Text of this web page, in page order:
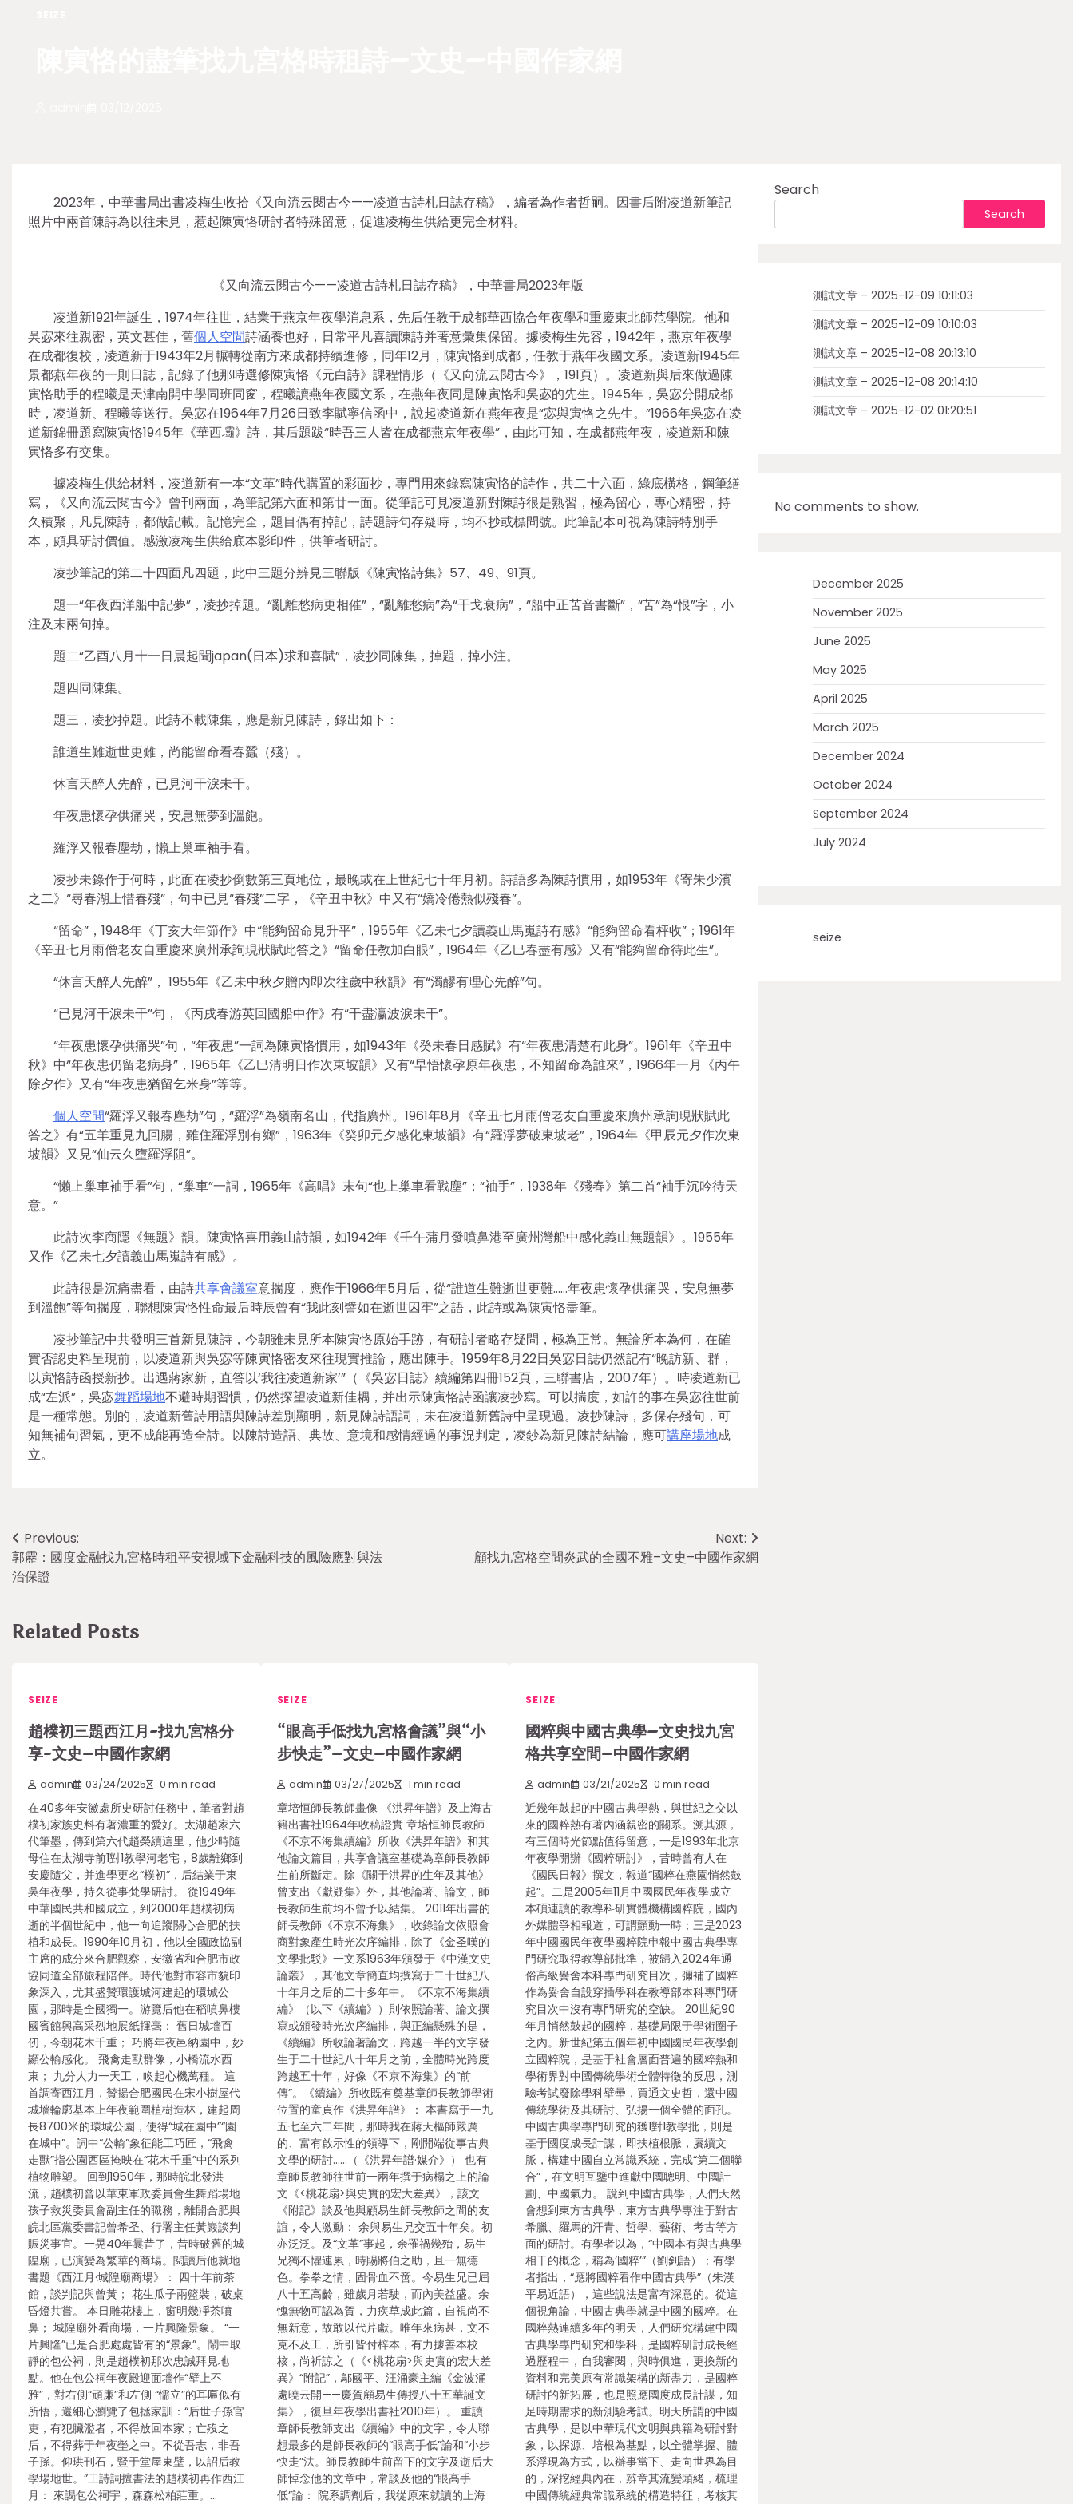
2023年，中華書局出書凌梅生收拾《又向流云閱古今——凌道古詩札日誌存稿》，編者為作者哲嗣。因書后附凌道新筆記
照片中兩首陳詩為以往未見，惹起陳寅恪研討者特殊留意，促進凌梅生供給更完全材料。
《又向流云閱古今——凌道古詩札日誌存稿》，中華書局2023年版
凌道新1921年誕生，1974年往世，結業于燕京年夜學消息系，先后任教于成都華西協合年夜學和重慶東北師范學院。他和
吳宓來往親密，英文甚佳，舊個人空間詩涵養也好，日常平凡喜讀陳詩并著意彙集保留。據凌梅生先容，1942年，燕京年夜學
在成都復校，凌道新于1943年2月輾轉從南方來成都持續進修，同年12月，陳寅恪到成都，任教于燕年夜國文系。凌道新1945年
景都燕年夜的一則日誌，記錄了他那時選修陳寅恪《元白詩》課程情形（《又向流云閱古今》，191頁）。凌道新與后來做過陳
寅恪助手的程曦是天津南開中學同班同窗，程曦讀燕年夜國文系，在燕年夜同是陳寅恪和吳宓的先生。1945年，吳宓分開成都
時，凌道新、程曦等送行。吳宓在1964年7月26日致李賦寧信函中，說起凌道新在燕年夜是“宓與寅恪之先生。”1966年吳宓在凌
道新錦冊題寫陳寅恪1945年《華西壩》詩，其后題跋“時吾三人皆在成都燕京年夜學”，由此可知，在成都燕年夜，凌道新和陳
寅恪多有交集。
據凌梅生供給材料，凌道新有一本“文革”時代購置的彩面抄，專門用來錄寫陳寅恪的詩作，共二十六面，綠底橫格，鋼筆繕
寫，《又向流云閱古今》曾刊兩面，為筆記第六面和第廿一面。從筆記可見凌道新對陳詩很是熟習，極為留心，專心精密，持
久積聚，凡見陳詩，都做記載。記憶完全，題目偶有掉記，詩題詩句存疑時，均不抄或標問號。此筆記本可視為陳詩特別手
本，頗具研討價值。感激凌梅生供給底本影印件，供筆者研討。
凌抄筆記的第二十四面凡四題，此中三題分辨見三聯版《陳寅恪詩集》57、49、91頁。
題一“年夜西洋船中記夢”，凌抄掉題。“亂離愁病更相催”，“亂離愁病”為“干戈衰病”，“船中正苦音書斷”，“苦”為“恨”字，小
注及末兩句掉。
題二“乙酉八月十一日晨起聞japan(日本)求和喜賦”，凌抄同陳集，掉題，掉小注。
題四同陳集。
題三，凌抄掉題。此詩不載陳集，應是新見陳詩，錄出如下：
誰道生難逝世更難，尚能留命看春蠶（殘）。
休言天醉人先醉，已見河干淚未干。
年夜患懷孕供痛哭，安息無夢到溫飽。
羅浮又報春塵劫，懶上巢車袖手看。
凌抄未錄作于何時，此面在凌抄倒數第三頁地位，最晚或在上世紀七十年月初。詩語多為陳詩慣用，如1953年《寄朱少濱
之二》“尋春湖上惜春殘”，句中已見“春殘”二字，《辛丑中秋》中又有“嬌冷倦熱似殘春”。
“留命”，1948年《丁亥大年節作》中“能夠留命見升平”，1955年《乙未七夕讀義山馬嵬詩有感》“能夠留命看枰收”；1961年
《辛丑七月雨僧老友自重慶來廣州承詢現狀賦此答之》“留命任教加白眼”，1964年《乙巳春盡有感》又有“能夠留命待此生”。
“休言天醉人先醉”， 1955年《乙未中秋夕贈內即次往歲中秋韻》有“濁醪有理心先醉”句。
“已見河干淚未干”句，《丙戌春游英回國船中作》有“干盡瀛波淚未干”。
“年夜患懷孕供痛哭”句，“年夜患”一詞為陳寅恪慣用，如1943年《癸未春日感賦》有“年夜患清楚有此身”。1961年《辛丑中
秋》中“年夜患仍留老病身”，1965年《乙巳清明日作次東坡韻》又有“早悟懷孕原年夜患，不知留命為誰來”，1966年一月《丙午
除夕作》又有“年夜患猶留乞米身”等等。
個人空間“羅浮又報春塵劫”句，“羅浮”為嶺南名山，代指廣州。1961年8月《辛丑七月雨僧老友自重慶來廣州承詢現狀賦此
答之》有“五羊重見九回腸，雖住羅浮別有鄉”，1963年《癸卯元夕感化東坡韻》有“羅浮夢破東坡老”，1964年《甲辰元夕作次東
坡韻》又見“仙云久墮羅浮阻”。
“懶上巢車袖手看”句，“巢車”一詞，1965年《高唱》末句“也上巢車看戰塵”；“袖手”，1938年《殘春》第二首“袖手沉吟待天
意。”
此詩次李商隱《無題》韻。陳寅恪喜用義山詩韻，如1942年《壬午蒲月發噴鼻港至廣州灣船中感化義山無題韻》。1955年
又作《乙未七夕讀義山馬嵬詩有感》。
此詩很是沉痛盡看，由詩共享會議室意揣度，應作于1966年5月后，從“誰道生難逝世更難……年夜患懷孕供痛哭，安息無夢
到溫飽”等句揣度，聯想陳寅恪性命最后時辰曾有“我此刻譬如在逝世囚牢”之語，此詩或為陳寅恪盡筆。
凌抄筆記中共發明三首新見陳詩，今朝雖未見所本陳寅恪原始手跡，有研討者略存疑問，極為正常。無論所本為何，在確
實否認史料呈現前，以凌道新與吳宓等陳寅恪密友來往現實推論，應出陳手。1959年8月22日吳宓日誌仍然記有“晚訪新、群，
以寅恪詩函授新抄。出遇蔣家新，直答以‘我往凌道新家’”（《吳宓日誌》續編第四冊152頁，三聯書店，2007年）。時凌道新已
成“左派”，吳宓舞蹈場地不避時期習慣，仍然探望凌道新佳耦，并出示陳寅恪詩函讓凌抄寫。可以揣度，如許的事在吳宓往世前
是一種常態。別的，凌道新舊詩用語與陳詩差別顯明，新見陳詩語詞，未在凌道新舊詩中呈現過。凌抄陳詩，多保存殘句，可
知無補句習氣，更不成能再造全詩。以陳詩造語、典故、意境和感情經過的事況判定，凌鈔為新見陳詩結論，應可講座場地成
立。
Post
navigation
Previous:
郭靂：國度金融找九宮格時租平安視域下金融科技的風險應對與法
治保證
Next:
顧找九宮格空間炎武的全國不雅–文史–中國作家網
Related Posts
SEIZE
趙樸初三題西江月-找九宮格分
享-文史–中國作家網
admin 03/24/2025 0 min read
在40多年安徽處所史研討任務中，筆者對趙
樸初家族史料有著濃重的愛好。太湖趙家六
代筆墨，傳到第六代趙榮續這里，他少時隨
母住在太湖寺前1對1教學河老宅，8歲離鄉到
安慶隨父，并進學更名“樸初”，后結業于東
吳年夜學，持久從事梵學研討。 從1949年
中華國民共和國成立，到2000年趙樸初病
逝的半個世紀中，他一向追蹤關心合肥的扶
植和成長。1990年10月初，他以全國政協副
主席的成分來合肥觀察，安徽省和合肥市政
協同道全部旅程陪伴。時代他對市容市貌印
象深入，尤其盛贊環護城河建起的環城公
園，那時是全國獨一。游覽后他在稻噴鼻樓
國賓館興高采烈地展紙揮毫： 舊日城墻百
仞，今朝花木千重； 巧將年夜邑納園中，妙
顯公輸感化。 飛禽走獸群像，小橋流水西
東； 九分人力一天工，喚起心機萬種。 這
首調寄西江月，贊揚合肥國民在宋小樹屋代
城墻輪廓基本上年夜範圍植樹造林，建起周
長8700米的環城公園，使得“城在園中”“園
在城中”。詞中“公輸”象征能工巧匠，“飛禽
走獸”指公園西區掩映在“花木千重”中的系列
植物雕塑。 回到1950年，那時皖北發洪
流，趙樸初曾以華東軍政委員會生舞蹈場地
孩子救災委員會副主任的職務，離開合肥與
皖北區黨委書記曾希圣、行署主任黃巖談判
賑災事宜。一晃40年曩昔了，昔時破舊的城
隍廟，已演變為繁華的商場。閱讀后他就地
書題《西江月·城隍廟商場》： 四十年前茶
館，談判記與曾黃； 花生瓜子兩籃裝，破桌
昏燈共嘗。 本日雕花樓上，窗明幾凈茶噴
鼻； 城隍廟外看商場，一片興隆景象。 “一
片興隆”已是合肥處處皆有的“景象”。鬧中取
靜的包公祠，則是趙樸初那次忠誠拜見地
點。他在包公祠年夜殿迎面墻作“壁上不
雅”，對右側“頑廉”和左側 “懦立”的耳匾似有
所悟，還細心瀏覽了包拯家訓：“后世子孫官
吏，有犯臟濫者，不得放回本家；亡歿之
后，不得葬于年夜塋之中。不從吾志，非吾
子孫。仰珙刊石，豎于堂屋東壁，以詔后教
學場地世。”工詩詞擅書法的趙樸初再作西江
月： 來謁包公祠宇，森森松柏莊重。…
SEIZE
“眼高手低找九宮格會議”與“小
步快走”–文史–中國作家網
admin 03/27/2025 1 min read
章培恒師長教師畫像 《洪昇年譜》及上海古
籍出書社1964年收稿證實 章培恒師長教師
《不京不海集續編》所收《洪昇年譜》和其
他論文篇目，共享會議室基礎為章師長教師
生前所斷定。除《關于洪昇的生年及其他》
曾支出《獻疑集》外，其他論著、論文，師
長教師生前均不曾予以結集。 2011年出書的
師長教師《不京不海集》，收錄論文依照會
商對象產生時光次序編排，除了《金圣嘆的
文學批駁》一文系1963年頒發于《中漢文史
論叢》，其他文章簡直均撰寫于二十世紀八
十年月之后的二十多年中。《不京不海集續
編》（以下《續編》）則依照論著、論文撰
寫或頒發時光次序編排，與正編懸殊的是，
《續編》所收論著論文，跨越一半的文字發
生于二十世紀八十年月之前，全體時光跨度
跨越五十年，好像《不京不海集》的“前
傳”。《續編》所收既有奠基章師長教師學術
位置的童貞作《洪昇年譜》： 本書寫于一九
五七至六二年間，那時我在蔣天樞師嚴厲
的、富有啟示性的領導下，剛開端從事古典
文學的研討……（《洪昇年譜·媒介》） 也有
章師長教師往世前一兩年撰于病榻之上的論
文《<桃花扇>與史實的宏大差異》，該文
《附記》談及他與顧易生師長教師之間的友
誼，令人激動： 余與易生兄交五十年矣。初
亦泛泛。及“文革”事起，余罹禍幾殆，易生
兄獨不懼連累，時賜將伯之助，且一無德
色。拳拳之情，固骨血不啻。今易生兄已屆
八十五高齡，雖歲月若駛，而內美益盛。余
愧無物可認為賀，力疾草成此篇，自視尚不
無新意，故敢以代芹獻。唯年來病甚，文不
克不及工，所引皆付梓本，有力據善本校
核，尚祈諒之（《<桃花扇>與史實的宏大差
異》“附記”，鄔國平、汪涌豪主編《金波涌
處曉云開——慶賀顧易生傳授八十五華誕文
集》，復旦年夜學出書社2010年）。 重讀
章師長教師支出《續編》中的文字，令人聯
想最多的是師長教師的“眼高手低”論和“小步
快走”法。師長教師生前留下的文字及逝后大
師悼念他的文章中，常談及他的“眼高手
低”論： 院系調劑后，我從原來就讀的上海
SEIZE
國粹與中國古典學–文史找九宮
格共享空間–中國作家網
admin 03/21/2025 0 min read
近幾年鼓起的中國古典學熱，與世紀之交以
來的國粹熱有著內涵親密的關系。溯其源，
有三個時光節點值得留意，一是1993年北京
年夜學開辦《國粹研討》，昔時曾有人在
《國民日報》撰文，報道“國粹在燕園悄然鼓
起”。二是2005年11月中國國民年夜學成立
本碩連讀的教導科研實體機構國粹院，國內
外媒體爭相報道，可謂顫動一時；三是2023
年中國國民年夜學國粹院申報中國古典學專
門研究取得教導部批準，被歸入2024年通
俗高級黌舍本科專門研究目次，彌補了國粹
作為黌舍自設穿插學科在教導部本科專門研
究目次中沒有專門研究的空缺。 20世紀90
年月悄然鼓起的國粹，基礎局限于學術圈子
之內。新世紀第五個年初中國國民年夜學創
立國粹院，是基于社會層面普遍的國粹熱和
學術界對中國傳統學術全體特徵的反思，測
驗考試廢除學科壁壘，買通文史哲，還中國
傳統學術及其研討、弘揚一個全體的面孔。
中國古典學專門研究的獲1對1教學批，則是
基于國度成長計謀，即扶植根脈，賡續文
脈，構建中國自立常識系統，完成“第二個聯
合”，在文明互鑒中進獻中國聰明、中國計
劃、中國氣力。 說到中國古典學，人們天然
會想到東方古典學，東方古典學專注于對古
希臘、羅馬的汗青、哲學、藝術、考古等方
面的研討。有學者以為，“中國本有與古典學
相干的概念，稱為‘國粹’”（劉釗語）；有學
者指出，“應將國粹看作中國古典學”（朱漢
平易近語），這些說法是富有深意的。從這
個視角論，中國古典學就是中國的國粹。在
國粹熱連續多年的明天，人們研究構建中國
古典學專門研究和學科，是國粹研討成長經
過歷程中，自我審閱，與時俱進，更換新的
資料和完美原有常識架構的新盡力，是國粹
研討的新拓展，也是照應國度成長計謀，知
足時期需求的新測驗考試。明天所謂的中國
古典學，是以中華現代文明與典籍為研討對
象，以探源、培根為基點，以全體掌握、體
系浮現為方式，以辦事當下、走向世界為目
的，深挖經典內在，辨章其流變頭緒，梳理
中國傳統經典常識系統的構造特征，考核其
Search
Search
測試文章 – 2025-12-09 10:11:03
測試文章 – 2025-12-09 10:10:03
測試文章 – 2025-12-08 20:13:10
測試文章 – 2025-12-08 20:14:10
測試文章 – 2025-12-02 01:20:51
No comments to show.
December 2025
November 2025
June 2025
May 2025
April 2025
March 2025
December 2024
October 2024
September 2024
July 2024
seize